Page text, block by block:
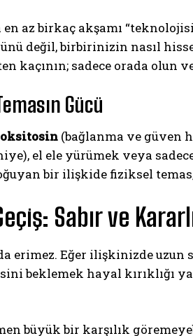
az birkaç akşamı
değil, birbirinizin nasıl
kaçının; sadece orada olun
Gücü
oksitosin (bağlanma ve güven
el ele yürümek veya
bir ilişkide fiziksel
Sabır ve
erimez. Eğer ilişkinizde
beklemek hayal kırıklığı
büyük bir karşılık